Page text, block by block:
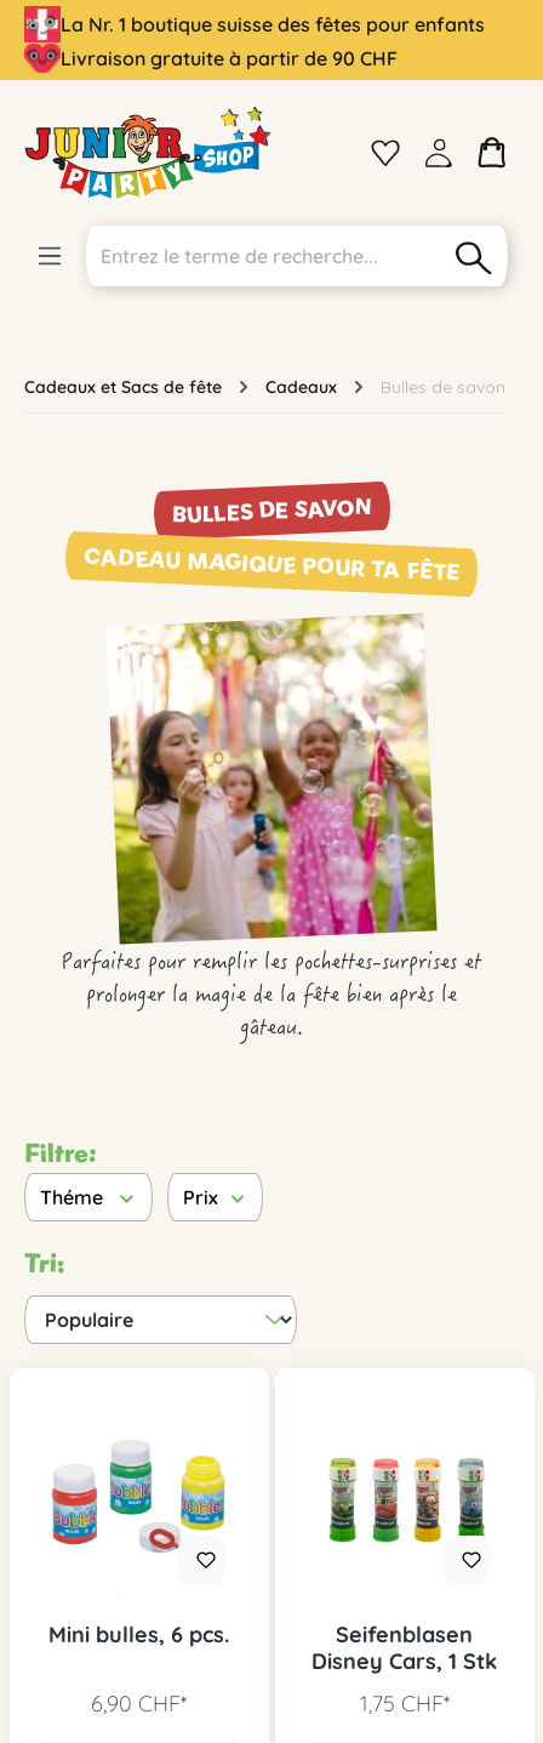
principal
La Nr. 1 boutique suisse des fêtes pour enfants
Livraison gratuite à partir de 90 CHF
Cadeaux et Sacs de fête Cadeaux Bulles de savon
BULLES DE SAVON
CADEAU MAGIQUE POUR TA FÊTE
Parfaites pour remplir les pochettes-surprises et
prolonger la magie de la fête bien après le
gâteau.
Filtre:
Théme Prix
Tri:
Mini bulles, 6 pcs.
6,90 CHF*
Seifenblasen
Disney Cars, 1 Stk
1,75 CHF*